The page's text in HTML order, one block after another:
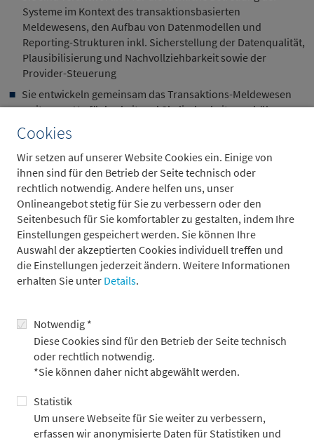
Cookies
Wir setzen auf unserer Website Cookies ein. Einige von
ihnen sind für den Betrieb der Seite technisch oder
rechtlich notwendig. Andere helfen uns, unser
Onlineangebot stetig für Sie zu verbessern oder den
Seitenbesuch für Sie komfortabler zu gestalten, indem Ihre
Einstellungen gespeichert werden. Sie können Ihre
Auswahl der akzeptierten Cookies individuell treffen und
die Einstellungen jederzeit ändern. Weitere Informationen
erhalten Sie unter Details.
Notwendig *
Diese Cookies sind für den Betrieb der Seite technisch
oder rechtlich notwendig.
*Sie können daher nicht abgewählt werden.
Statistik
Um unsere Webseite für Sie weiter zu verbessern,
erfassen wir anonymisierte Daten für Statistiken und
Systeme im Kontext des transaktionsbasierten
Meldewesens, den Aufbau von Datenmodellen und
Reporting-Strukturen inkl. Sicherstellung der Datenqualität,
Plausibilisierung und Nachvollziehbarkeit sowie der
Provider-Steuerung
Sie entwickeln gemeinsam das Transaktions-Meldewesen
weiter, um Verfügbarkeit und Skalierbarkeit zu erhöhen
Sie begleiten das Change- und Release-Management in
Schema-/Validierungsveränderungen)
Ihre Vorteile bei Metzler
Gestaltungsspielraum und die Möglichkeit, einen Mehrwert
zu schaffen
Strukturiertes und mehr-moduliges Onboarding durch das
Metzler Patenkonzept
Möglichkeit zum mobilen Arbeiten auch im EU-Ausland